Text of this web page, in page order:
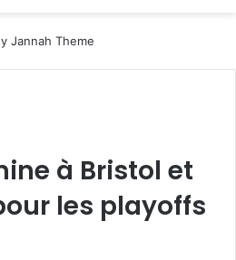
à Bristol et
les playoffs